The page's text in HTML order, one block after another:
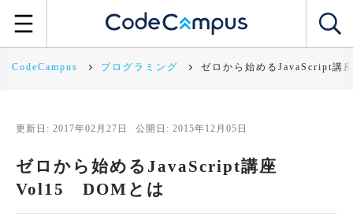
CodeCampus プログラミング ゼロから始めるJavaScript
更新日: 2017年02月27日 公開日: 2015年12月05日
ゼロから始めるJavaScript講座
Vol15 DOMとは